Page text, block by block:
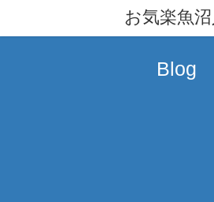
テ
ゲ
お気楽魚沼
Blog